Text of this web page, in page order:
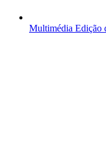
Multimédia Edição